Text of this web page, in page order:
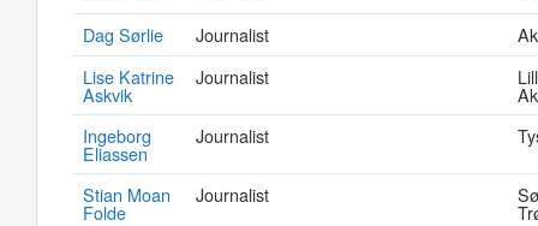
Dag Sørlie
Journalist
Lise Katrine
Askvik
Journalist
Ingeborg
Eliassen
Journalist
Stian Moan
Folde
Journalist